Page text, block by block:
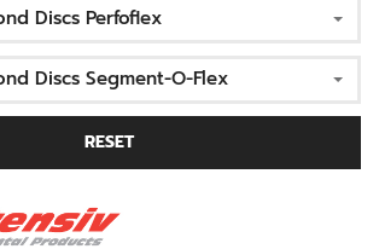
Discs Perfoflex
Discs Segment-O-Flex
RESET